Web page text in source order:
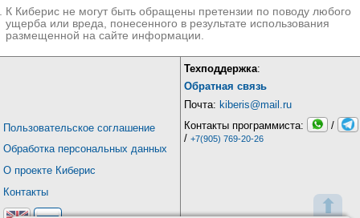
⬆
К Киберис не могут быть обращены претензии по поводу любого
ущерба или вреда, понесенного в результате использования
размещенной на сайте информации.
Пользовательское соглашение
Обработка персональных данных
О проекте Киберис
Контакты
Техподдержка:
Обратная связь
Почта: kiberis@mail.ru
Контакты программиста:
/
/ +7(905) 769-20-26